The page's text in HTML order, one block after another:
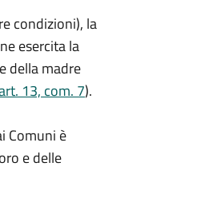
condizioni), la
esercita la
della madre
13, com. 7).
Comuni è
e delle